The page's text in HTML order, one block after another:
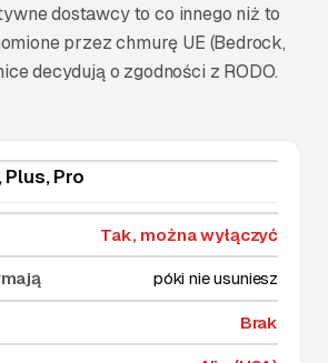
dostawcy to co innego niż to
przez chmurę UE (Bedrock,
decydują o zgodności z RODO.
Plus, Pro
Tak, można wyłączyć
póki nie usuniesz
Brak